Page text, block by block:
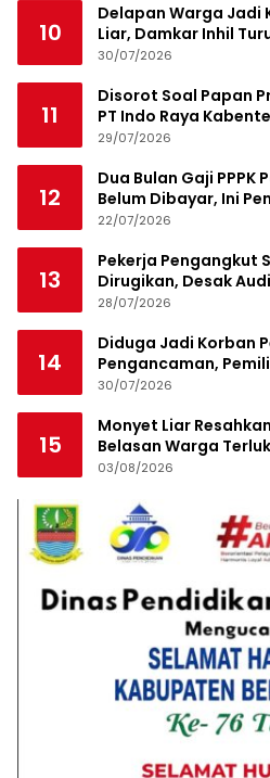
10
Delapan Warga Jadi
Liar, Damkar Inhil
30/07/2026
11
Disorot Soal Papan
PT Indo Raya
29/07/2026
12
Dua Bulan Gaji PPPK
Belum Dibayar, Ini
22/07/2026
13
Pekerja Pengangkut
Dirugikan, Desak
Pekanbaru
28/07/2026
14
Diduga Jadi Korban
Pengancaman,
Siapkan Laporan Polisi
30/07/2026
15
Monyet Liar
Belasan Warga
03/08/2026